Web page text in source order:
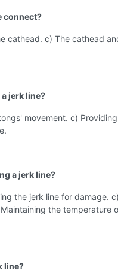
connect?
cathead. c) The cathead
jerk line?
movement. c)
a jerk line?
the jerk line for damage. c)
the temperature
line?